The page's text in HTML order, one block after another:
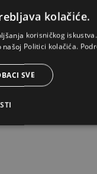
Vlačna
čvrstoća
Maks.
90 kg
kolačiće.
korisničkog
Politici kolačića.
SVE